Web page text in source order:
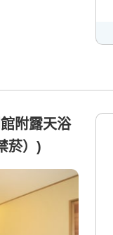
附露天浴
菸）)